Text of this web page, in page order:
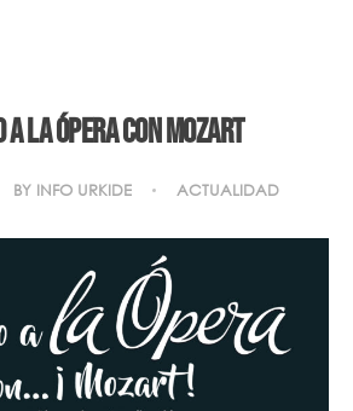
a la ópera con Mozart
BY INFO URKIDE ACTUALIDAD